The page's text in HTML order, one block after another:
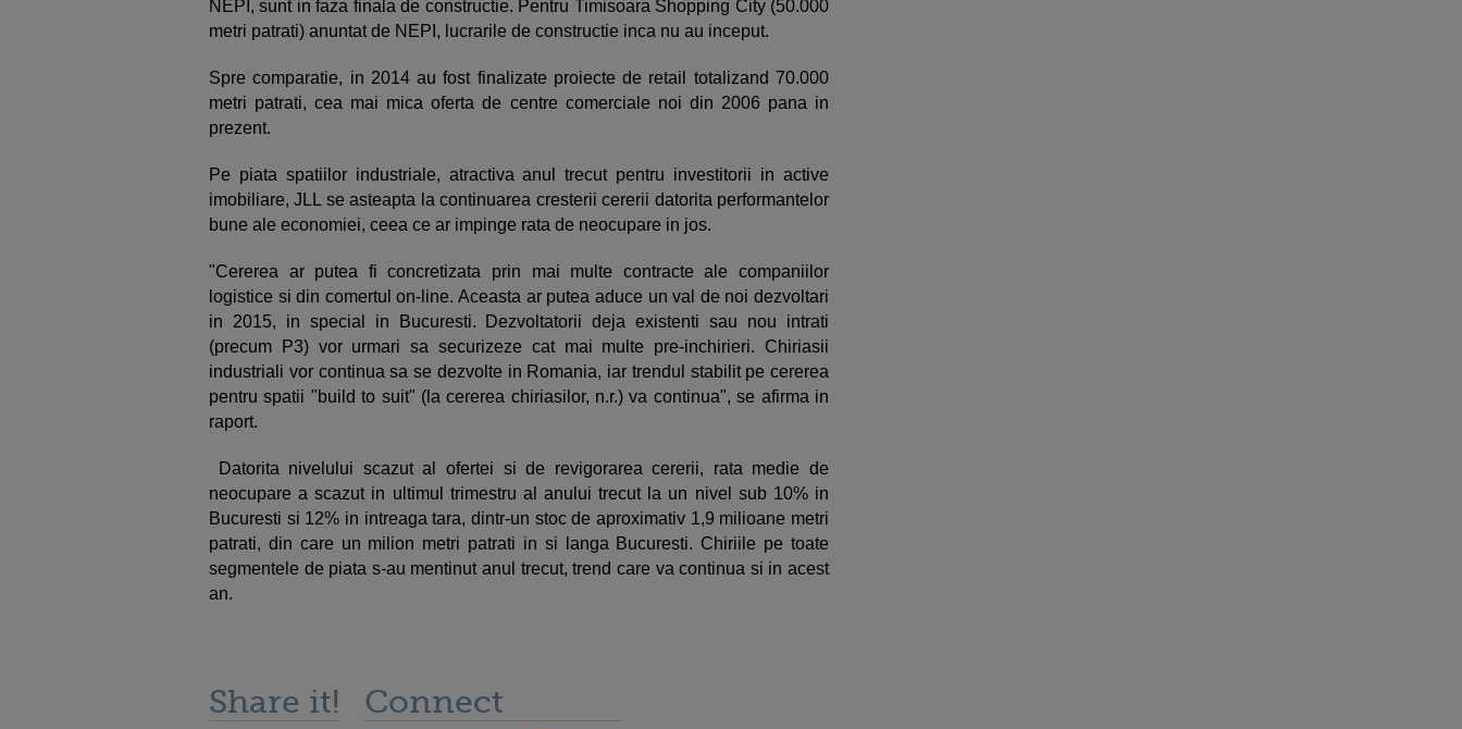
NEPI, sunt in faza finala de constructie. Pentru Timisoara Shopping City (50.000
metri patrati) anuntat de NEPI, lucrarile de constructie inca nu au inceput.
Spre comparatie, in 2014 au fost finalizate proiecte de retail totalizand 70.000
metri patrati, cea mai mica oferta de centre comerciale noi din 2006 pana in
prezent.
Pe piata spatiilor industriale, atractiva anul trecut pentru investitorii in active
imobiliare, JLL se asteapta la continuarea cresterii cererii datorita performantelor
bune ale economiei, ceea ce ar impinge rata de neocupare in jos.
"Cererea ar putea fi concretizata prin mai multe contracte ale companiilor
logistice si din comertul on-line. Aceasta ar putea aduce un val de noi dezvoltari
in 2015, in special in Bucuresti. Dezvoltatorii deja existenti sau nou intrati
(precum P3) vor urmari sa securizeze cat mai multe pre-inchirieri. Chiriasii
industriali vor continua sa se dezvolte in Romania, iar trendul stabilit pe cererea
pentru spatii "build to suit" (la cererea chiriasilor, n.r.) va continua", se afirma in
raport.
Datorita nivelului scazut al ofertei si de revigorarea cererii, rata medie de
neocupare a scazut in ultimul trimestru al anului trecut la un nivel sub 10% in
Bucuresti si 12% in intreaga tara, dintr-un stoc de aproximativ 1,9 milioane metri
patrati, din care un milion metri patrati in si langa Bucuresti. Chiriile pe toate
segmentele de piata s-au mentinut anul trecut, trend care va continua si in acest
an.
Share it! Connect